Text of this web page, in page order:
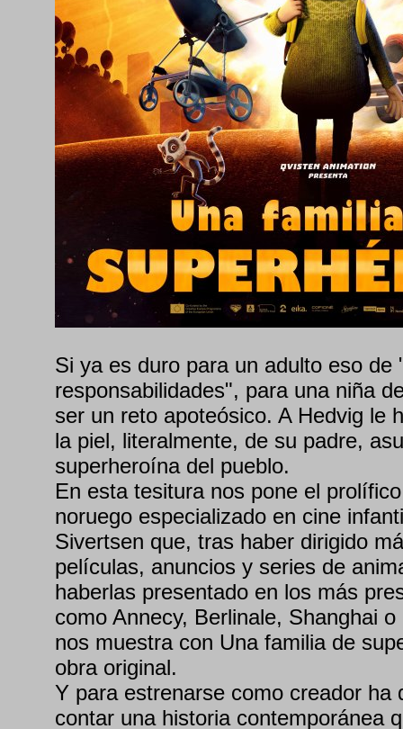
Si ya es duro para un adulto eso de
responsabilidades", para una niña
ser un reto apoteósico. A Hedvig le
la piel, literalmente, de su padre,
superheroína del pueblo.
En esta tesitura nos pone el
noruego especializado en cine
Sivertsen que, tras haber dirigido
películas, anuncios y series de
haberlas presentado en los más
como Annecy, Berlinale, Shanghai
nos muestra con Una familia de
obra original.
Y para estrenarse como creador ha
contar una historia contemporánea